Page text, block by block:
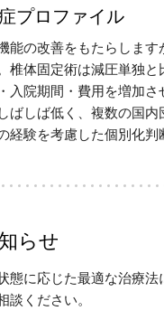
プロファイル
能の改善をもたらします
椎体固定術は減圧単独と
入院期間・費用を増加さ
ばしば低く、複数の国内
経験を考慮した個別化判
らせ
態に応じた最適な治療法
談ください。